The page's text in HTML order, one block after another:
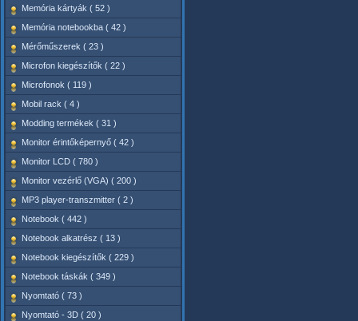
Memória kártyák ( 52 )
Memória notebookba ( 42 )
Mérőműszerek ( 23 )
Microfon kiegészítők ( 22 )
Microfonok ( 119 )
Mobil rack ( 4 )
Modding termékek ( 31 )
Monitor érintőképernyő ( 42 )
Monitor LCD ( 780 )
Monitor vezérlő (VGA) ( 200 )
MP3 player-transzmitter ( 2 )
Notebook ( 442 )
Notebook alkatrész ( 13 )
Notebook kiegészítők ( 229 )
Notebook táskák ( 349 )
Nyomtató ( 73 )
Nyomtató - 3D ( 20 )